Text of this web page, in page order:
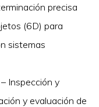
precisa
(6D) para
sistemas
Inspección y
y evaluación de